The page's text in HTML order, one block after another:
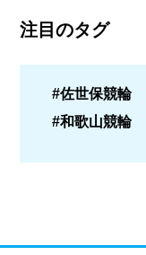
注目のタグ
#佐世保競輪
#和歌山競輪